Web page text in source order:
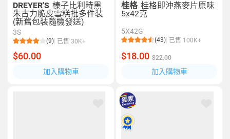
DREYER'S 榛子比利時黑
朱古力脆皮雪糕批多件裝
(新舊包裝隨機發送)
3S
(9) 已售 30K+
$60.00
加入購物車
桂格 桂格即沖燕麥片原味
5x42克
5X42G
(43) 已售 100K+
$18.00 $22.00
加入購物車